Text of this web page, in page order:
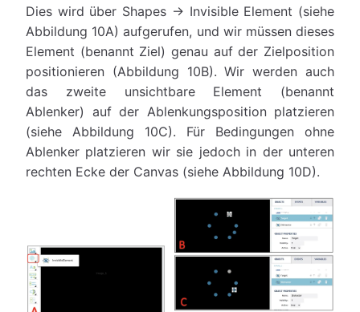
Dies wird über Shapes → Invisible Element (siehe
Abbildung 10A) aufgerufen, und wir müssen dieses
Element (benannt Ziel) genau auf der Zielposition
positionieren (Abbildung 10B). Wir werden auch
das zweite unsichtbare Element (benannt
Ablenker) auf der Ablenkungsposition platzieren
(siehe Abbildung 10C). Für Bedingungen ohne
Ablenker platzieren wir sie jedoch in der unteren
rechten Ecke der Canvas (siehe Abbildung 10D).